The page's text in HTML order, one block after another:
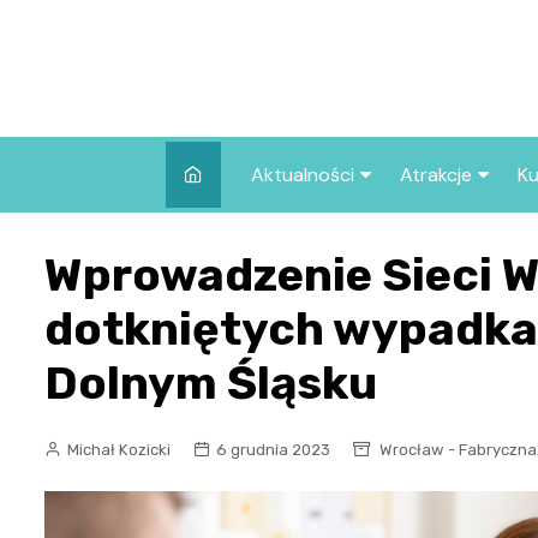
Aktualności
Wszystkie wpisy
Atrakcje
we Wrocławiu
Co warto
Wrocławiu?
Wprowadzenie Sieci
dotkniętych
Dolnym Śląsku
Michał Kozicki 6 grudnia 2023 Wrocław - Fabryczna